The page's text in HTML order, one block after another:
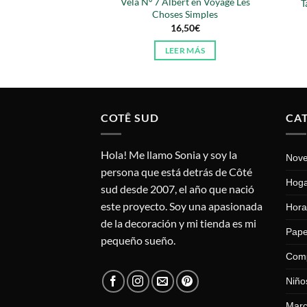
Choses Simples
16,50€
LEER MÁS
COTÊ SUD
Hola! Me llamo Sonia y soy la
persona que está detrás de Côté
sud desde 2007, el año que nació
este proyecto. Soy una apasionada
de la decoración y mi tienda es mi
pequeño sueño.